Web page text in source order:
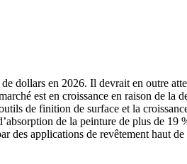
dollars en 2026. Il devrait en outre
est en croissance en raison de la
de finition de surface et la
de la peinture de plus de 19
des applications de revêtement haut